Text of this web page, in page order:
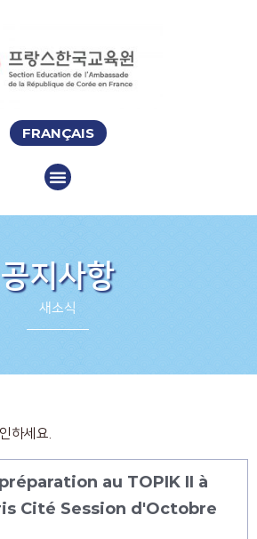
FRANÇAIS
공지사항
새소식
하세요.
au TOPIK II à
Cité Session d'Octobre